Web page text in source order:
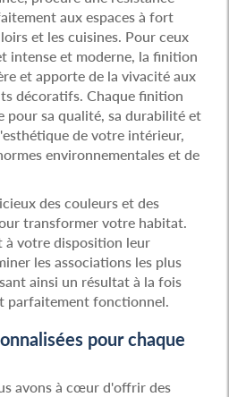
aux espaces à fort
et les cuisines. Pour ceux
intense et moderne, la finition
et apporte de la vivacité aux
décoratifs. Chaque finition
pour sa qualité, sa durabilité et
de votre intérieur,
environnementales et de
des couleurs et des
transformer votre habitat.
à votre disposition leur
les associations les plus
ainsi un résultat à la fois
parfaitement fonctionnel.
pour chaque
avons à cœur d'offrir des